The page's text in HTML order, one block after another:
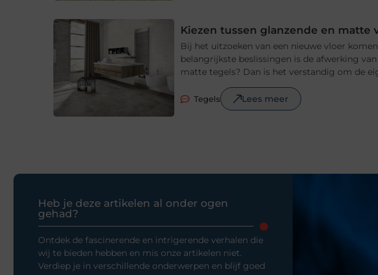
Kiezen tussen glanzende en matte
Bij het uitzoeken van een nieuwe vloer
belangrijkste beslissingen is de afwerking
matte tegels? Dan is het verstandig om de
Tegels Lees meer
Heb je deze artikelen al onder ogen
gehad?
Ontdek de fascinerende en intrigerende verhalen die
wij te bieden hebben en mis onze artikelen niet.
Verdiep je in verschillende onderwerpen en blijf goed